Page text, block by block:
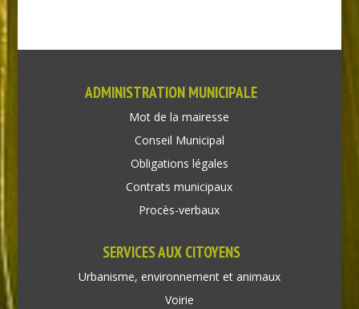
ADMINISTRATION MUNICIPALE
Mot de la mairesse
Conseil Municipal
Obligations légales
Contrats municipaux
Procès-verbaux
SERVICES AUX CITOYENS
Urbanisme, environnement et animaux
Voirie